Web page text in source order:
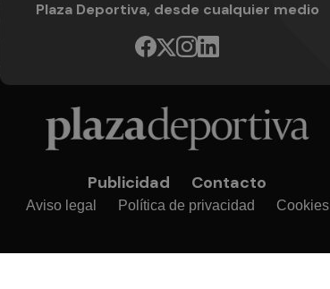
Plaza Deportiva, desde cualquier medio
Publicidad Contacto
Aviso legal Política de privacidad Cookies